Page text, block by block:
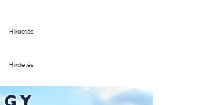
Hirdetés
Hirdetés